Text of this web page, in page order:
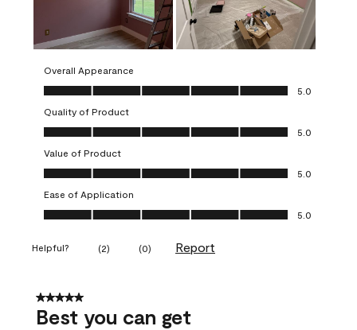
Overall Appearance
Overall Appearance, 5.0 out of 5
5.0
Quality of Product
Quality of Product, 5.0 out of 5
5.0
Value of Product
Value of Product, 5.0 out of 5
5.0
Ease of Application
Ease of Application, 5.0 out of 5
5.0
Helpful? (2) (0) Report
5 out of 5 stars.
Best you can get